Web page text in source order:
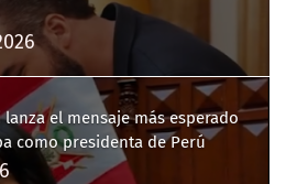
el mensaje más esperado
como presidenta de Perú